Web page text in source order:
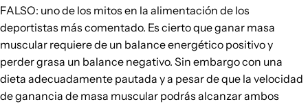
FALSO: uno de los mitos en la alimentación de los
deportistas más comentado. Es cierto que ganar masa
muscular requiere de un balance energético positivo y
perder grasa un balance negativo. Sin embargo con una
dieta adecuadamente pautada y a pesar de que la velocidad
de ganancia de masa muscular podrás alcanzar ambos